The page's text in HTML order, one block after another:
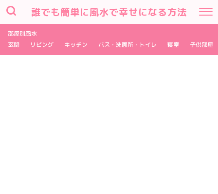
誰でも簡単に風水で幸せになる方法
部屋別風水
玄関
リビング キッチン バス・洗面所・トイレ 寝室 子供部屋